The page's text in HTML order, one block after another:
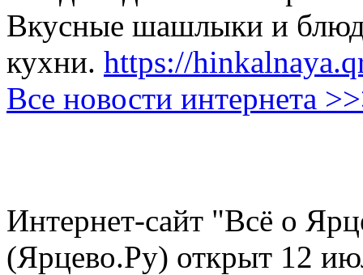
Вкусные шашлыки и
кухни. https://
Все новости интернета
Интернет-сайт "Всё о
(Ярцево.Ру) открыт 12